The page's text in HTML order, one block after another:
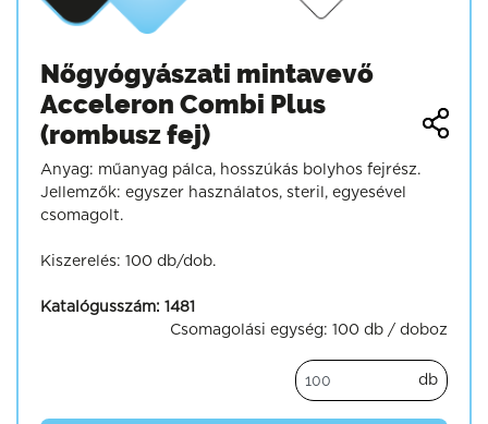
Nőgyógyászati mintavevő
Acceleron Combi Plus
(rombusz fej)
Anyag: műanyag pálca, hosszúkás bolyhos fejrész.
Jellemzők: egyszer használatos, steril, egyesével
csomagolt.
Kiszerelés: 100 db/dob.
Katalógusszám: 1481
Csomagolási egység: 100 db / doboz
db